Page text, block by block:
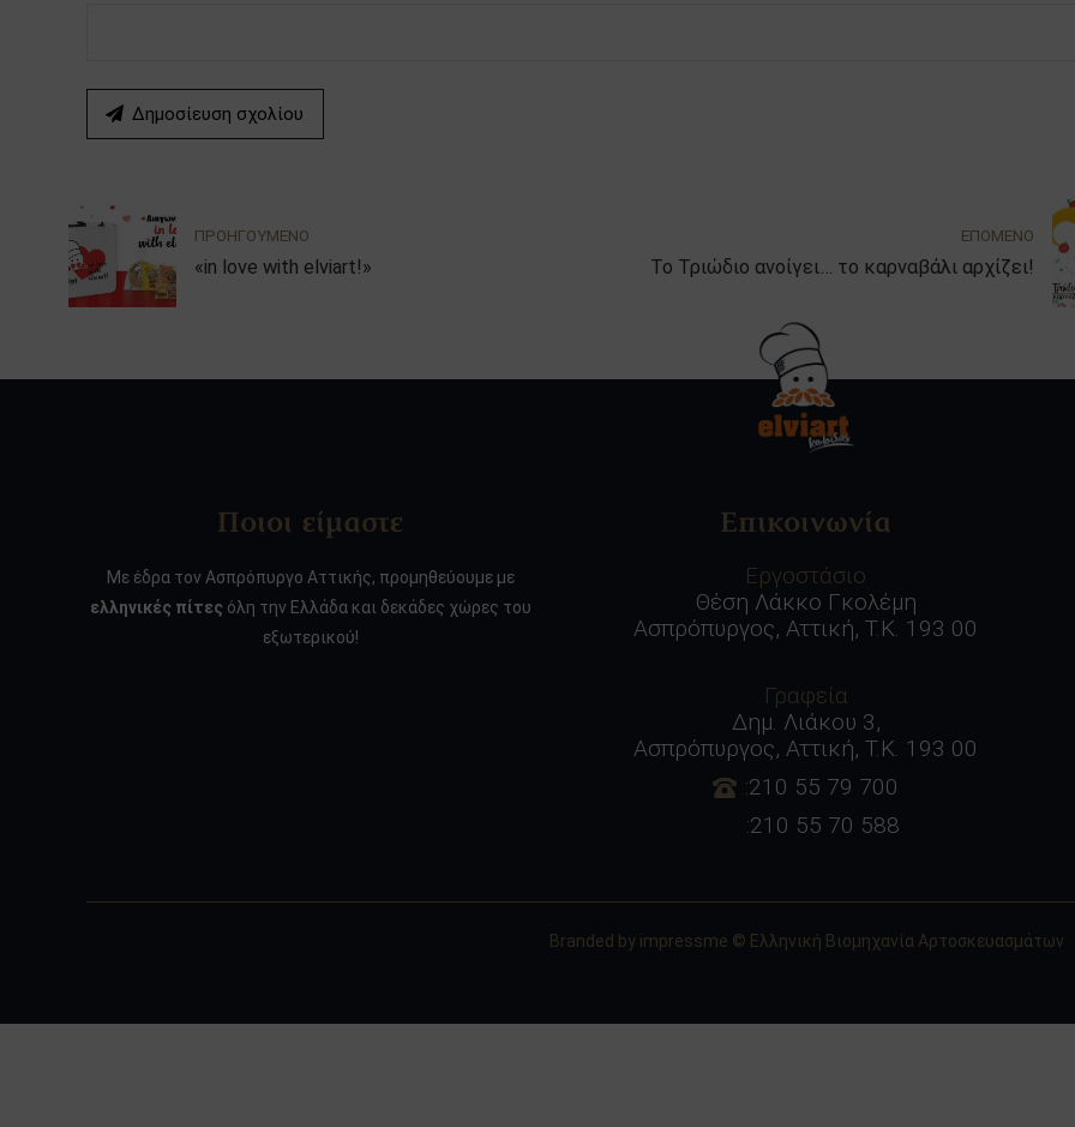
Δημοσίευση σχολίου
ΠΡΟΗΓΟΥΜΕΝΟ
«in love with elviart!»
ΕΠΟΜΕΝΟ
Το Τριώδιο ανοίγει… το καρναβάλι αρχίζει!
Ποιοι είμαστε
Με έδρα τον Ασπρόπυργο Αττικής, προμηθεύουμε με
ελληνικές πίτεςόλη την Ελλάδα και δεκάδες χώρες του
εξωτερικού!
Επικοινωνία
Εργοστάσιο
Θέση Λάκκο Γκολέμη
Ασπρόπυργος, Αττική, Τ.Κ. 193 00
Γραφεία
Δημ. Λιάκου 3,
Ασπρόπυργος, Αττική, Τ.Κ. 193 00
:210 55 79 700
:210 55 70 588
Branded by impressme © Ελληνική Βιομηχανία Αρτοσκευασμάτων